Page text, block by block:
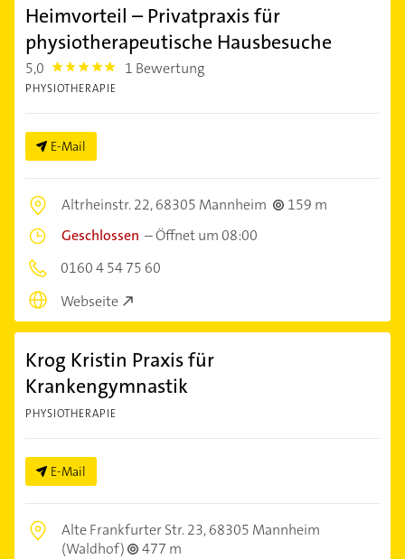
Heimvorteil – Privatpraxis für
physiotherapeutische Hausbesuche
5,0 5.0 1 Bewertung
PHYSIOTHERAPIE
E-Mail
Altrheinstr. 22,68305 Mannheim
159 m
Geschlossen –Öffnet um 08:00
0160 4 54 75 60
Webseite
Krog Kristin Praxis für
Krankengymnastik
PHYSIOTHERAPIE
E-Mail
Alte Frankfurter Str. 23,68305 Mannheim
(Waldhof)
477 m